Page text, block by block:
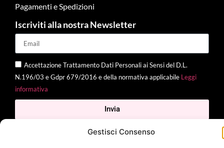
Gestisci Consenso
Pagamenti e Spedizioni
Iscriviti alla nostra Newsletter
Accettazione Trattamento Dati Personali ai Sensi del D.L.
N.196/03 e Gdpr 679/2016 e della normativa applicabile Leggi
informativa
Invia